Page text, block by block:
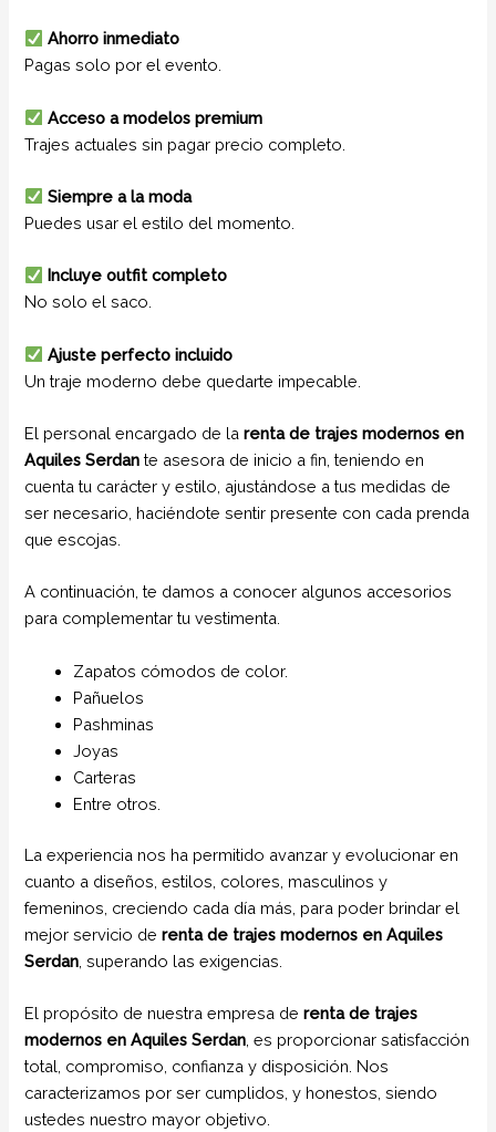
Ahorro inmediato
Pagas solo por el evento.
Acceso a modelos premium
Trajes actuales sin pagar precio completo.
Siempre a la moda
Puedes usar el estilo del momento.
Incluye outfit completo
No solo el saco.
Ajuste perfecto incluido
Un traje moderno debe quedarte impecable.
El personal encargado de la renta de trajes modernos en
Aquiles Serdan te asesora de inicio a fin, teniendo en
cuenta tu carácter y estilo, ajustándose a tus medidas de
ser necesario, haciéndote sentir presente con cada prenda
que escojas.
A continuación, te damos a conocer algunos accesorios
para complementar tu vestimenta.
Zapatos cómodos de color.
Pañuelos
Pashminas
Joyas
Carteras
Entre otros.
La experiencia nos ha permitido avanzar y evolucionar en
cuanto a diseños, estilos, colores, masculinos y
femeninos, creciendo cada día más, para poder brindar el
mejor servicio derenta de trajes modernos en Aquiles
Serdan , superando las exigencias.
El propósito de nuestra empresa derenta de trajes
modernos en Aquiles Serdan , es proporcionar satisfacción
total, compromiso, confianza y disposición. Nos
caracterizamos por ser cumplidos, y honestos, siendo
ustedes nuestro mayor objetivo.